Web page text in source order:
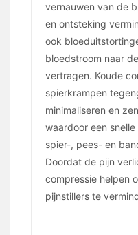
vernauwen van de
en ontsteking
ook
bloedstroom naar
vertragen. Koude
spierkrampen
minimaliseren en
waardoor een
spier-, pees- en
Doordat de pijn
compressie helpen
pijnstillers te